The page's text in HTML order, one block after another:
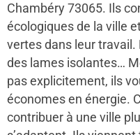
Chambéry 73065. Ils
écologiques de la ville
vertes dans leur
des lames isolantes…
pas explicitement, ils
économes en énergie.
contribuer à une ville